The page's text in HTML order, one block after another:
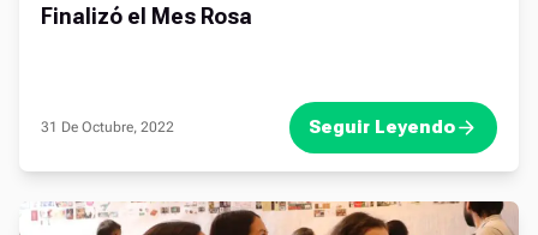
Finalizó el Mes Rosa
31 De Octubre, 2022 Seguir Leyendo